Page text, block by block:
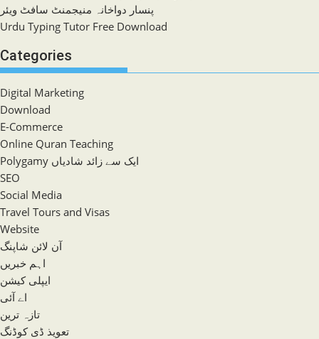
پنسار دواخانہ منیجمنٹ سافٹ ویئر
Urdu Typing Tutor Free Download
Categories
Digital Marketing
Download
E-Commerce
Online Quran Teaching
Polygamy ایک سے زائد شادیاں
SEO
Social Media
Travel Tours and Visas
Website
آن لائن شاپنگ
اہم خبریں
ایپلی کیشن
اے آئی
تازہ ترین
تعویذ ڈی کوڈنگ